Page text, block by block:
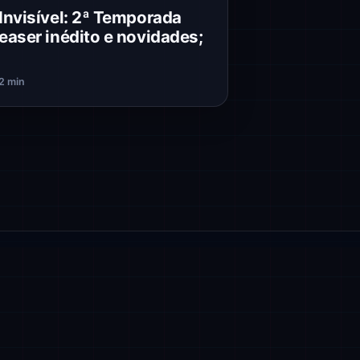
2ª Temporada
inédito e novidades;
min